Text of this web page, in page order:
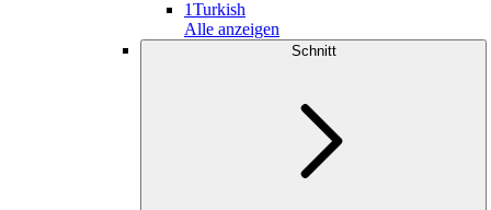
1Turkish
Alle anzeigen
Schnitt